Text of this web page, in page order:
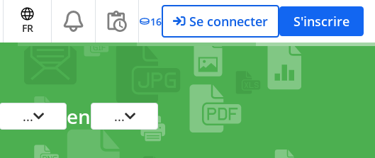
FR 16 Se connecter S'inscrire
... en ...